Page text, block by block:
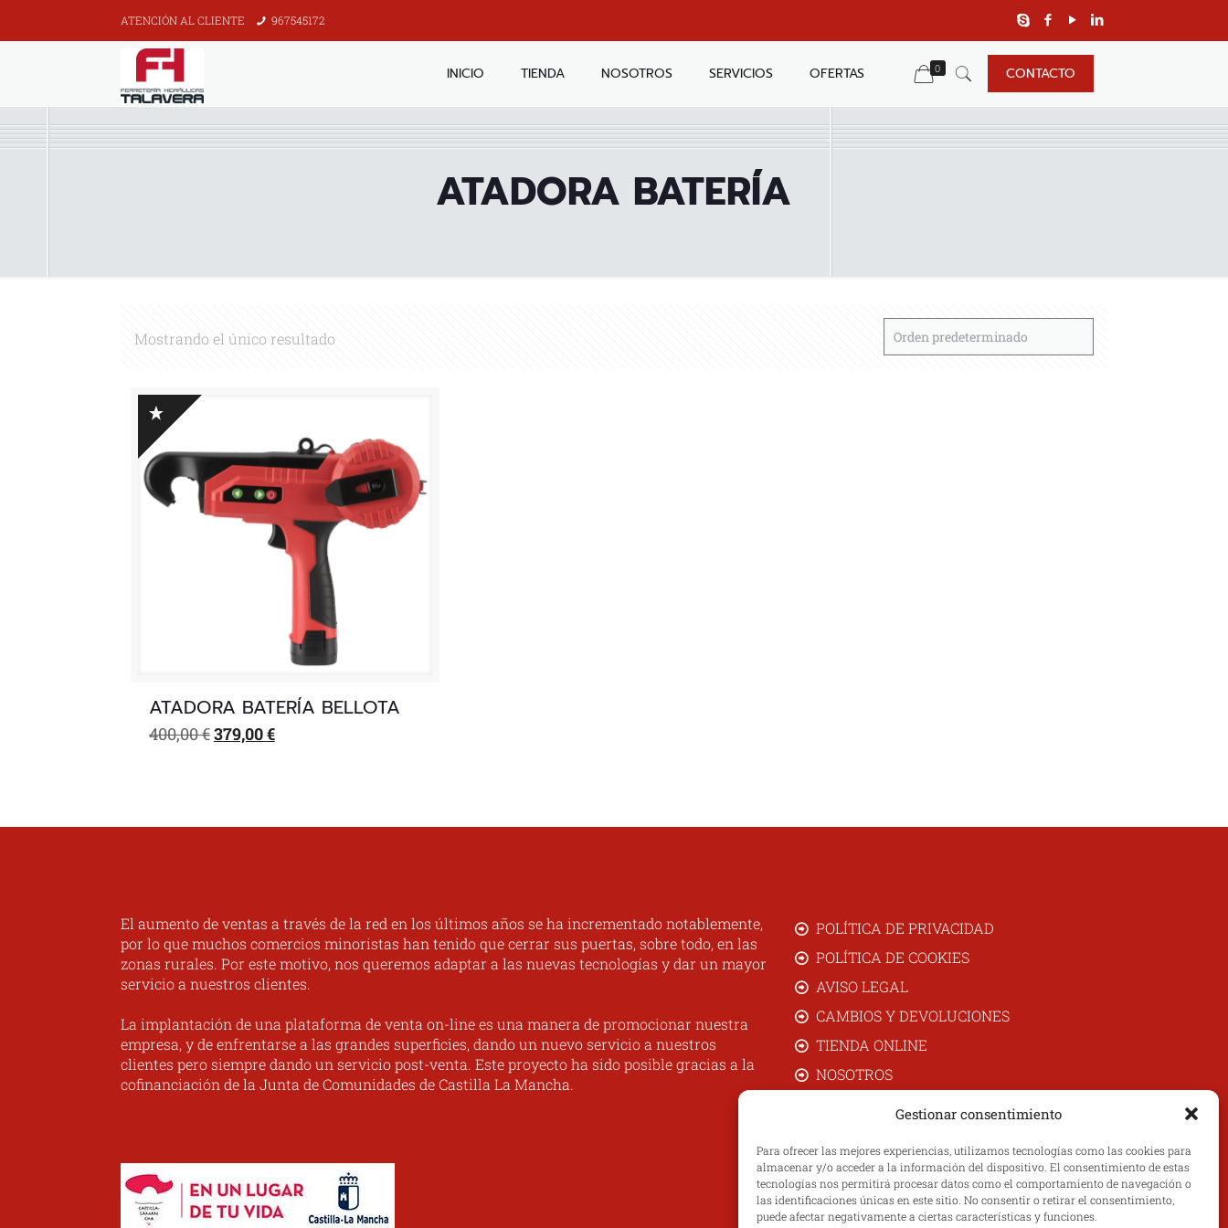
Gestionar consentimiento
Para ofrecer las mejores experiencias, utilizamos tecnologías como las cookies para
almacenar y/o acceder a la información del dispositivo. El consentimiento de estas
tecnologías nos permitirá procesar datos como el comportamiento de navegación o
las identificaciones únicas en este sitio. No consentir o retirar el consentimiento,
puede afectar negativamente a ciertas características y funciones.
ATENCIÓN AL CLIENTE 967545172
INICIO TIENDA NOSOTROS SERVICIOS OFERTAS 0 CONTACTO
ATADORA BATERÍA
Mostrando el único resultado
ATADORA BATERÍA BELLOTA
400,00€El
379,00€El
El aumento de ventas a través de la red en los últimos años se ha incrementado notablemente,
por lo que muchos comercios minoristas han tenido que cerrar sus puertas, sobre todo, en las
zonas rurales. Por este motivo, nos queremos adaptar a las nuevas tecnologías y dar un mayor
servicio a nuestros clientes.
La implantación de una plataforma de venta on-line es una manera de promocionar nuestra
empresa, y de enfrentarse a las grandes superficies, dando un nuevo servicio a nuestros
clientes pero siempre dando un servicio post-venta. Este proyecto ha sido posible gracias a la
cofinanciación de la Junta de Comunidades de Castilla La Mancha.
POLÍTICA DE PRIVACIDAD
POLÍTICA DE COOKIES
AVISO LEGAL
CAMBIOS Y DEVOLUCIONES
TIENDA ONLINE
NOSOTROS